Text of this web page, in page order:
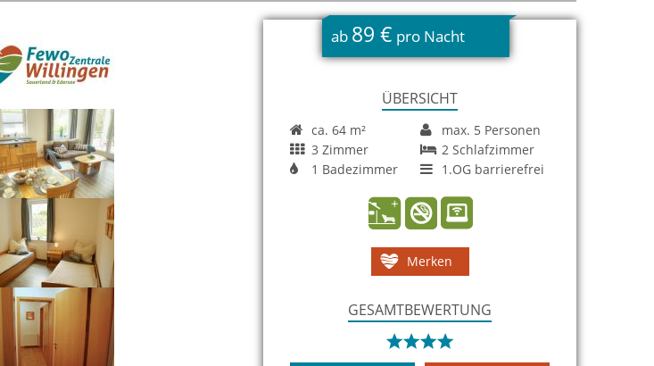
ab 89 € pro Nacht
ÜBERSICHT
ca. 64 m²
max. 5 Personen
3 Zimmer
2 Schlafzimmer
1 Badezimmer
1.OG barrierefrei
Merken
GESAMTBEWERTUNG